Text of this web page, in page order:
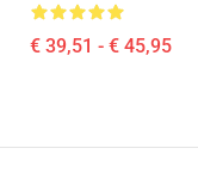
€ 39,51 - € 45,95